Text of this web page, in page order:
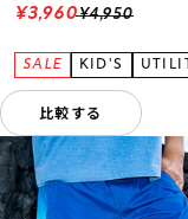
¥4,950
¥3,960
比較する